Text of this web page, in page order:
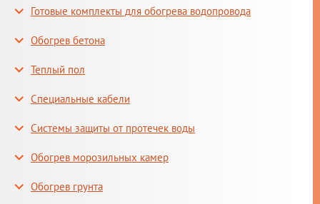
Готовые комплекты для обогрева водопровода
Обогрев бетона
Теплый пол
Специальные кабели
Системы защиты от протечек воды
Обогрев морозильных камер
Обогрев грунта